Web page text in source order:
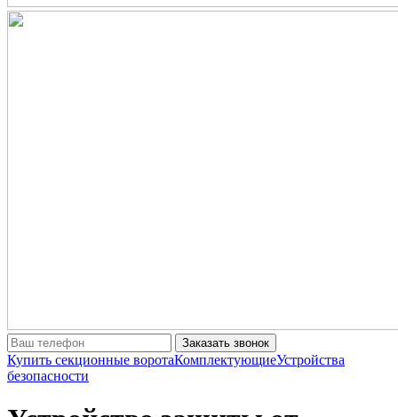
Заказать звонок
Купить секционные воротаКомплектующиеУстройства
безопасности